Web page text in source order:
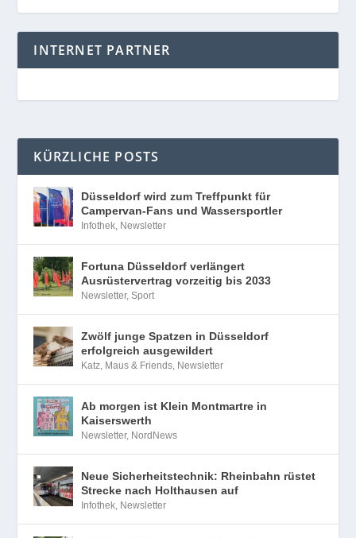
INTERNET PARTNER
KÜRZLICHE POSTS
Düsseldorf wird zum Treffpunkt für
Campervan-Fans und Wassersportler
Infothek, Newsletter
Fortuna Düsseldorf verlängert
Ausrüstervertrag vorzeitig bis 2033
Newsletter,Sport
Zwölf junge Spatzen in Düsseldorf
erfolgreich ausgewildert
Katz, Maus & Friends, Newsletter
Ab morgen ist Klein Montmartre in
Kaiserswerth
Newsletter, NordNews
Neue Sicherheitstechnik: Rheinbahn rüstet
Strecke nach Holthausen auf
Infothek, Newsletter